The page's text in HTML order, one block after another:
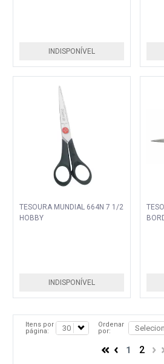
INDISPONÍVEL
TESOURA MUNDIAL 664N 7 1/2
HOBBY
INDISPONÍVEL
Itens por
página:
Ordenar
por:
1 2